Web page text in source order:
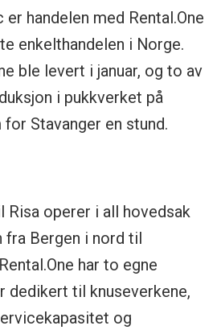
handelen med Rental.One
enkelthandelen i Norge.
ble levert i januar, og to av
i pukkverket på
Stavanger en stund.
Risa operer i all hovedsak
fra Bergen i nord til
har to egne
dedikert til knuseverkene,
og